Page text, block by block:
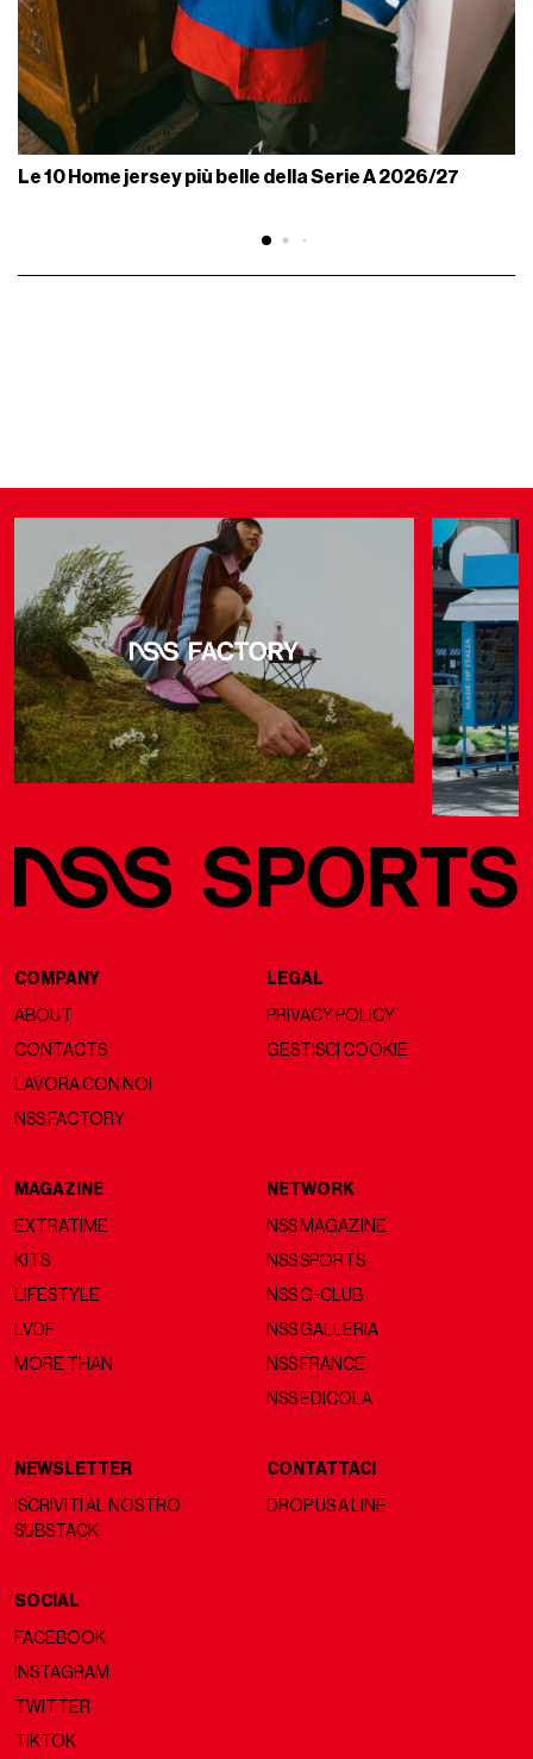
Le 10 Home jersey più belle della Serie A 2026/27
COMPANY
ABOUT
CONTACTS
LAVORA CON NOI
NSS FACTORY
LEGAL
PRIVACY POLICY
GESTISCI COOKIE
MAGAZINE
EXTRATIME
KITS
LIFESTYLE
LVDF
MORE THAN
NETWORK
NSS MAGAZINE
NSS SPORTS
NSS G-CLUB
NSS GALLERIA
NSS FRANCE
NSS EDICOLA
NEWSLETTER
ISCRIVITI AL NOSTRO
SUBSTACK
CONTATTACI
DROP US A LINE
SOCIAL
FACEBOOK
INSTAGRAM
TWITTER
TIKTOK